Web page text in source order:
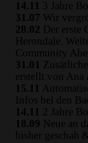
14.11 3 Jahre
31.07 Wir
28.02 Der erste
Herondale.
Community
31.01
erstellt von Ana
15.11
Infos bei den
14.11
2 Jahre
18.09 Neue an
bisher geschah